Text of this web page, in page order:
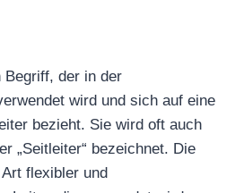
Begriff, der in der
wird und sich auf eine
bezieht. Sie wird oft auch
„Seitleiter“ bezeichnet. Die
flexibler und